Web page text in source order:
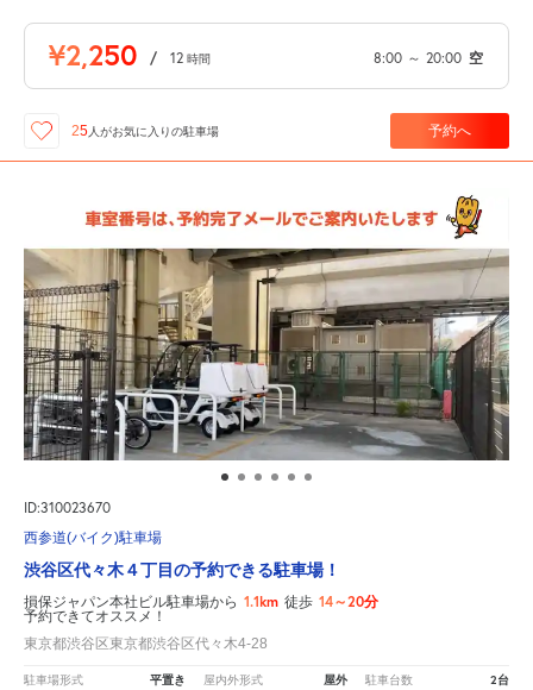
¥2,250 / 12 時間 8:00 ～ 20:00 空
25人がお気に入りの駐車場 予約へ
ID:310023670
西参道(バイク)駐車場
渋谷区代々木４丁目の予約できる駐車場！
損保ジャパン本社ビル駐車場から 1.1km 徒歩 14～20分
予約できてオススメ！
東京都渋谷区東京都渋谷区代々木4-28
駐車場形式 平置き 屋内外形式 屋外 駐車台数 2台